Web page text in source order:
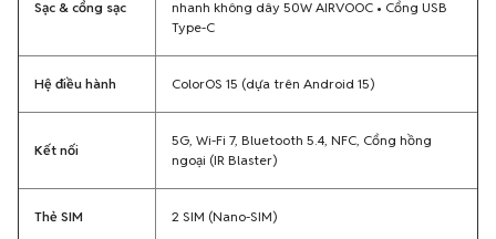
Sạc & cổng sạc
nhanh không dây 50W AIRVOOC • Cổng USB
Type-C
Hệ điều hành ColorOS 15 (dựa trên Android 15)
Kết nối
5G, Wi-Fi 7, Bluetooth 5.4, NFC, Cổng hồng
ngoại (IR Blaster)
Thẻ SIM 2 SIM (Nano-SIM)